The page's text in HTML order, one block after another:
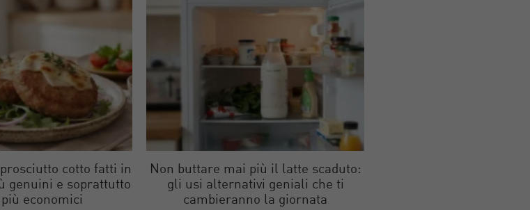
cotto fatti in
genuini e soprattutto
economici
Non buttare mai più il latte scaduto:
gli usi alternativi geniali che ti
cambieranno la giornata